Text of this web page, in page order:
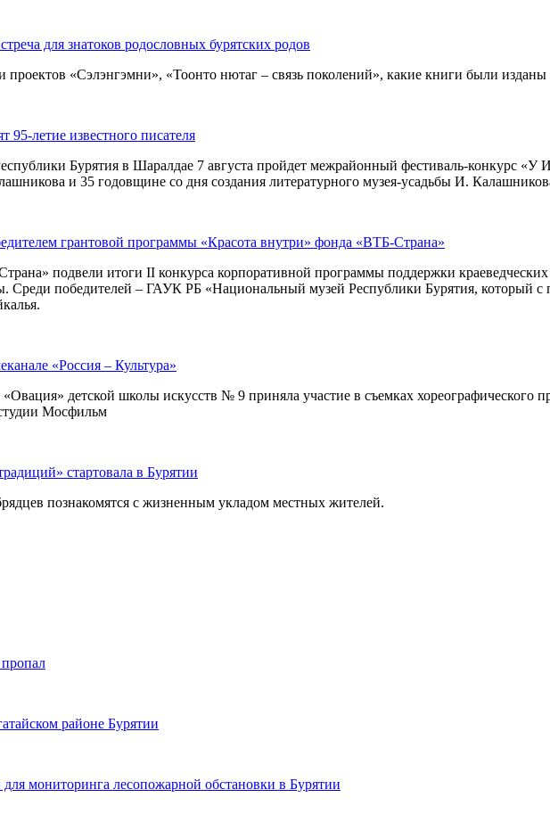
для знатоков родословных бурятских родов
«Сэлэнгэмни», «Тоонто нютаг – связь поколений», какие книги были изданы
95-летие известного писателя
Бурятия в Шаралдае 7 августа пройдет межрайонный фестиваль-конкурс
и 35 годовщине со дня создания литературного музея-усадьбы И.
грантовой программы «Красота внутри» фонда «ВТБ-Страна»
подвели итоги II конкурса корпоративной программы поддержки
Среди победителей – ГАУК РБ «Национальный музей Республики Бурятия, который с
«Россия – Культура»
детской школы искусств № 9 приняла участие в съемках хореографического
Мосфильм
стартовала в Бурятии
познакомятся с жизненным укладом местных жителей.
районе Бурятии
мониторинга лесопожарной обстановки в Бурятии